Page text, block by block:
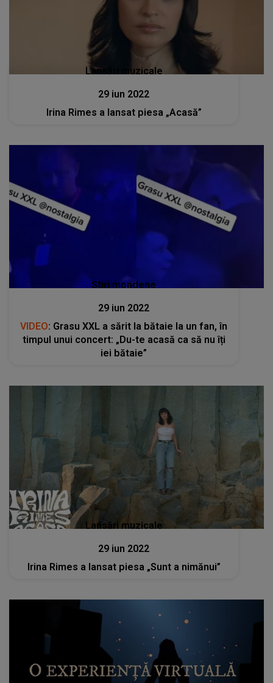
Lansări muzicale
29 iun 2022
Irina Rimes a lansat piesa „Acasă”
Stiri mondene
29 iun 2022
VIDEO: Grasu XXL a sărit la bătaie la un fan, în
timpul unui concert: „Du-te acasă ca să nu îți
iei bătaie”
Lansări muzicale
29 iun 2022
Irina Rimes a lansat piesa „Sunt a nimănui”